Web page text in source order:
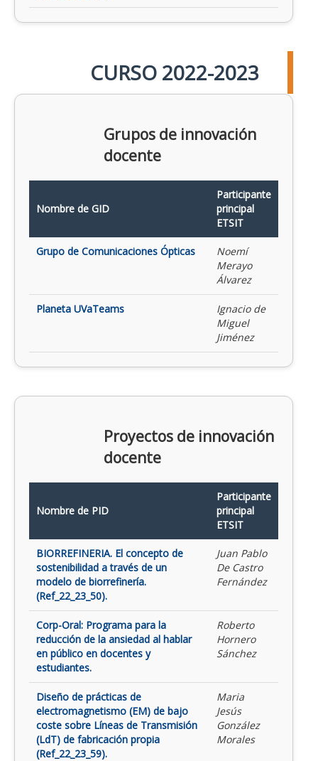
CURSO 2022-2023
Grupos de innovación
docente
Nombre de GID
Participante
principal
ETSIT
Grupo de Comunicaciones Ópticas
Noemí
Merayo
Álvarez
Planeta UVaTeams
Ignacio de
Miguel
Jiménez
Proyectos de innovación
docente
Nombre de PID
Participante
principal
ETSIT
BIORREFINERIA. El concepto de
sostenibilidad a través de un
modelo de biorrefinería.
(Ref_22_23_50).
Juan Pablo
De Castro
Fernández
Corp-Oral: Programa para la
reducción de la ansiedad al hablar
en público en docentes y
estudiantes.
Roberto
Hornero
Sánchez
Diseño de prácticas de
electromagnetismo (EM) de bajo
coste sobre Líneas de Transmisión
(LdT) de fabricación propia
(Ref_22_23_59).
Maria
Jesús
González
Morales